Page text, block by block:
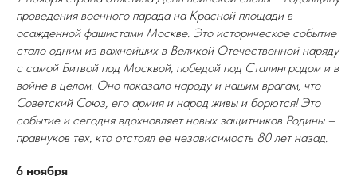
проведения военного парада на Красной площади в
осажденной фашистами Москве. Это историческое событие
стало одним из важнейших в Великой Отечественной наряду
с самой Битвой под Москвой, победой под Сталинградом и в
войне в целом. Оно показало народу и нашим врагам, что
Советский Союз, его армия и народ живы и борются! Это
событие и сегодня вдохновляет новых защитников Родины –
правнуков тех, кто отстоял ее независимость 80 лет назад.
6 ноября